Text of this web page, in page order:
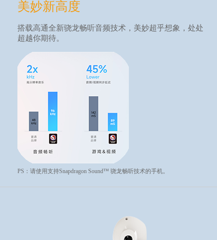
美妙新高度
搭载高通全新骁龙畅听音频技术，美妙超乎想象，处处
超越你期待。
PS：请使用支持Snapdragon Sound™ 骁龙畅听技术的手机。